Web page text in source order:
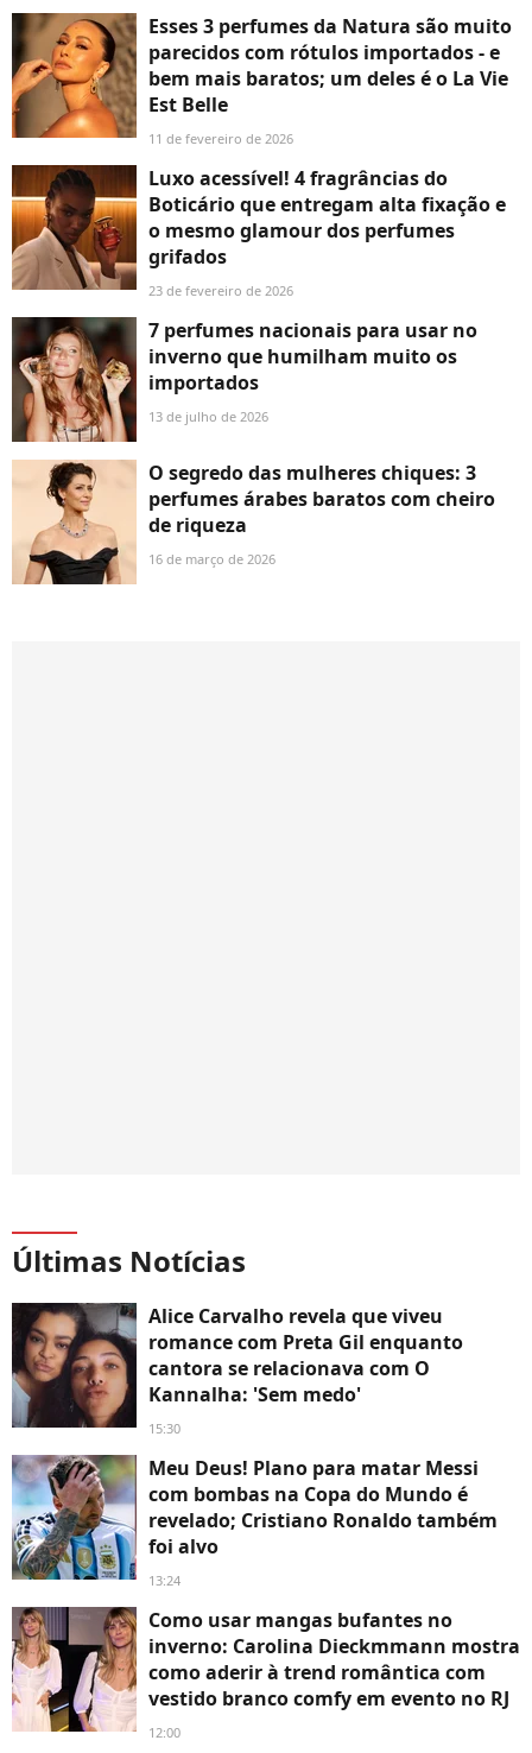
Esses 3 perfumes da Natura são muito
parecidos com rótulos importados - e
bem mais baratos; um deles é o La Vie
Est Belle
11 de fevereiro de 2026
Luxo acessível! 4 fragrâncias do
Boticário que entregam alta fixação e
o mesmo glamour dos perfumes
grifados
23 de fevereiro de 2026
7 perfumes nacionais para usar no
inverno que humilham muito os
importados
13 de julho de 2026
O segredo das mulheres chiques: 3
perfumes árabes baratos com cheiro
de riqueza
16 de março de 2026
Últimas Notícias
Alice Carvalho revela que viveu
romance com Preta Gil enquanto
cantora se relacionava com O
Kannalha: 'Sem medo'
15:30
Meu Deus! Plano para matar Messi
com bombas na Copa do Mundo é
revelado; Cristiano Ronaldo também
foi alvo
13:24
Como usar mangas bufantes no
inverno: Carolina Dieckmmann mostra
como aderir à trend romântica com
vestido branco comfy em evento no RJ
12:00